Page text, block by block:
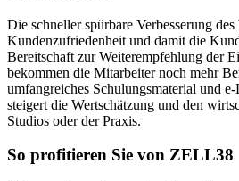
Die schneller spürbare Verbesserung
Kundenzufriedenheit und damit die
Bereitschaft zur Weiterempfehlung der
bekommen die Mitarbeiter noch mehr
umfangreiches Schulungsmaterial und
steigert die Wertschätzung und den
Studios oder der Praxis.
So profitieren Sie von ZELL38